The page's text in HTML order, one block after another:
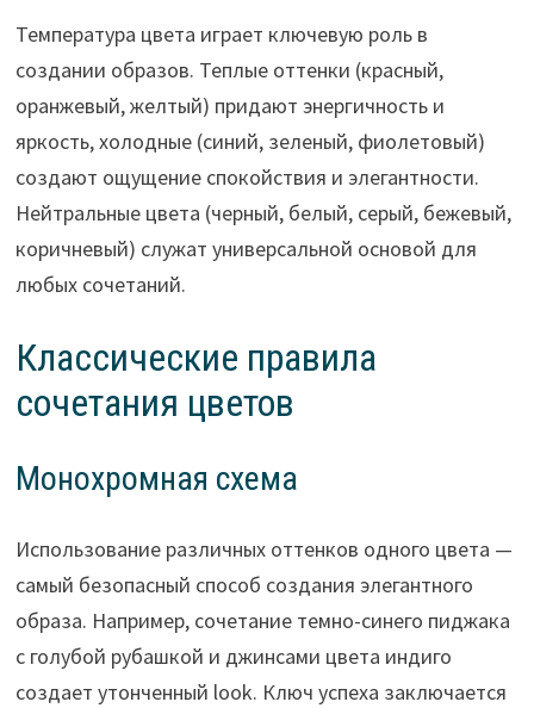
Температура цвета играет ключевую роль в
создании образов. Теплые оттенки (красный,
оранжевый, желтый) придают энергичность и
яркость, холодные (синий, зеленый, фиолетовый)
создают ощущение спокойствия и элегантности.
Нейтральные цвета (черный, белый, серый, бежевый,
коричневый) служат универсальной основой для
любых сочетаний.
Классические правила
сочетания цветов
Монохромная схема
Использование различных оттенков одного цвета —
самый безопасный способ создания элегантного
образа. Например, сочетание темно-синего пиджака
с голубой рубашкой и джинсами цвета индиго
создает утонченный look. Ключ успеха заключается